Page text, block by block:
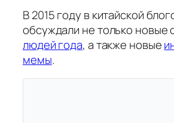
В 2015 году в китайской
обсуждали не только новые
людей года, а также новые
мемы.